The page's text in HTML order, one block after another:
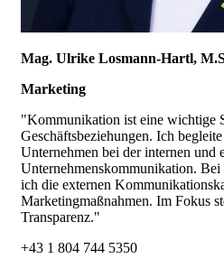
Mag. Ulrike Losmann-Hartl,
Marketing
"Kommunikation ist eine wichtige
Geschäftsbeziehungen. Ich
Unternehmen bei der internen und
Unternehmenskommunikation.
ich die externen
Marketingmaßnahmen. Im Fokus
Transparenz."
+43 1 804 744 5350